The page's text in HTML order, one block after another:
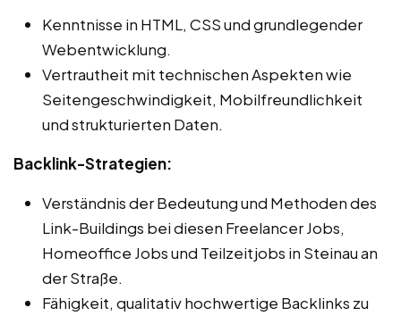
Kenntnisse in HTML, CSS und grundlegender
Webentwicklung.
Vertrautheit mit technischen Aspekten wie
Seitengeschwindigkeit, Mobilfreundlichkeit
und strukturierten Daten.
Backlink-Strategien:
Verständnis der Bedeutung und Methoden des
Link-Buildings bei diesen Freelancer Jobs,
Homeoffice Jobs und Teilzeitjobs in Steinau an
der Straße.
Fähigkeit, qualitativ hochwertige Backlinks zu